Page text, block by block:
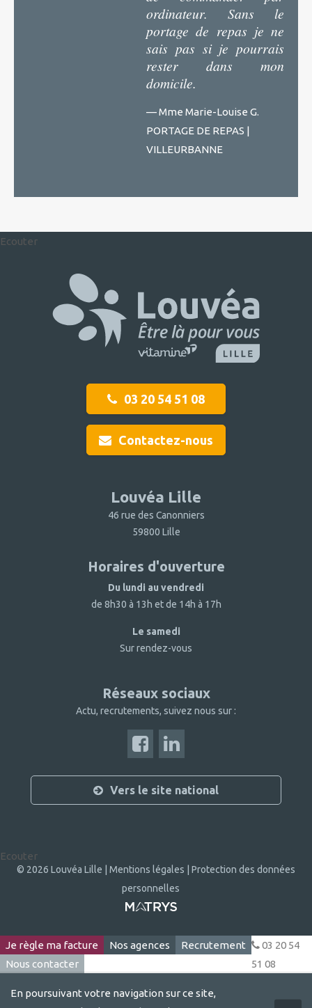
ordinateur. Sans le
portage de repas je ne
sais pas si je pourrais
rester dans mon
domicile.
— Mme Marie-Louise G.
PORTAGE DE REPAS |
VILLEURBANNE
Ecouter
03 20 54 51 08
Contactez-nous
Louvéa Lille
46 rue des Canonniers
59800 Lille
Horaires d'ouverture
Du lundi au vendredi
de 8h30 à 13h et de 14h à 17h
Le samedi
Sur rendez-vous
Réseaux sociaux
Actu, recrutements, suivez nous sur :
Vers le site national
Ecouter
© 2026 Louvéa Lille | Mentions légales | Protection des données
personnelles
En poursuivant votre navigation sur ce site,
Je règle ma facture Nos agences
Recrutement
Nous contacter
03 20 54
51 08